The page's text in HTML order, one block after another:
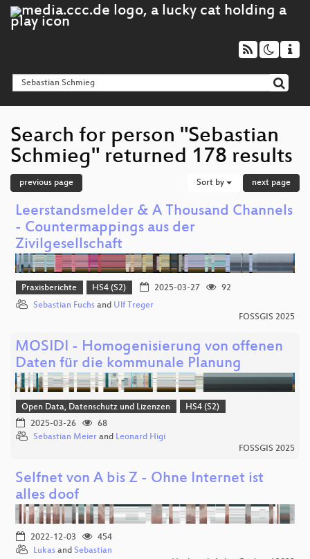
Search for person "Sebastian
Schmieg" returned 178 results
previous page Sort by next page
Leerstandsmelder & A Thousand Channels
- Countermappings aus der
Zivilgesellschaft
Praxisberichte HS4 (S2) 2025-03-27
92
Sebastian Fuchs and Ulf Treger
FOSSGIS 2025
MOSIDI - Homogenisierung von offenen
Daten für die kommunale Planung
Open Data, Datenschutz und Lizenzen
HS4 (S2)
2025-03-26
68
Sebastian Meier and Leonard Higi
FOSSGIS 2025
Selfnet von A bis Z - Ohne Internet ist
alles doof
2022-12-03
454
Lukas and Sebastian